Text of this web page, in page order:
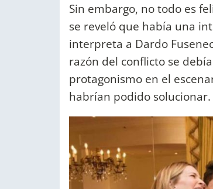
Sin embargo, no todo es
se reveló que había una
interpreta a Dardo
razón del conflicto se
protagonismo en el
habrían podido solucionar.